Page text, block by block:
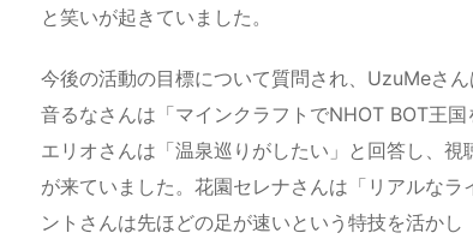
と笑いが起きていました。
今後の活動の目標について質問され、UzuMeさ
音るなさんは「マインクラフトでNHOT BOT王
エリオさんは「温泉巡りがしたい」と回答し、
が来ていました。花園セレナさんは「リアルな
ントさんは先ほどの足が速いという特技を活か